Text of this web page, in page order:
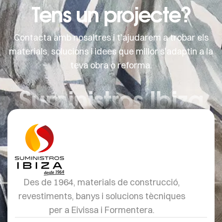
Tens un projecte?
Contacta amb nosaltres i t'ajudarem a trobar els
materials, solucions i idees que millor s'adaptin a la
teva obra o reforma.
Suministros Ibiza
Des de 1964, materials de construcció,
revestiments, banys i solucions tècniques
per a Eivissa i Formentera.